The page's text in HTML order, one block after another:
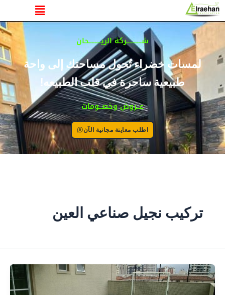
تخطي
إلى
المحتوى
القائمة
شــــــــــركة الريــــــــحان
لمسات خضراء تُحول مساحتك إلى واحة
طبيعية ساحرة في قلب الطبيعه!
عــروض وخصــومات
اطلب معاينة مجانية الآن
تركيب نجيل صناعي العين